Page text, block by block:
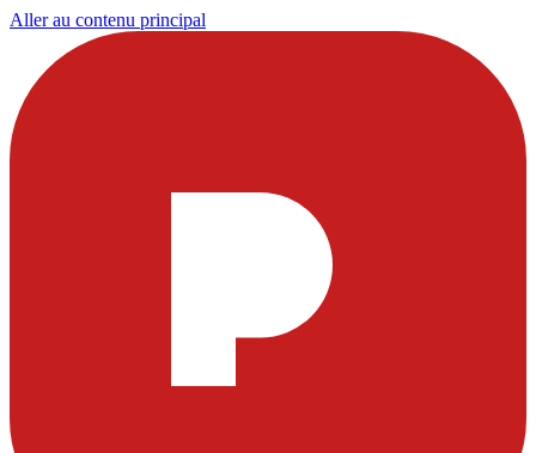
Aller au contenu principal